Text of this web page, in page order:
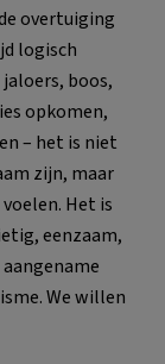
overtuiging
logisch
boos,
opkomen,
– het is niet
zijn, maar
Het is
eenzaam,
We willen